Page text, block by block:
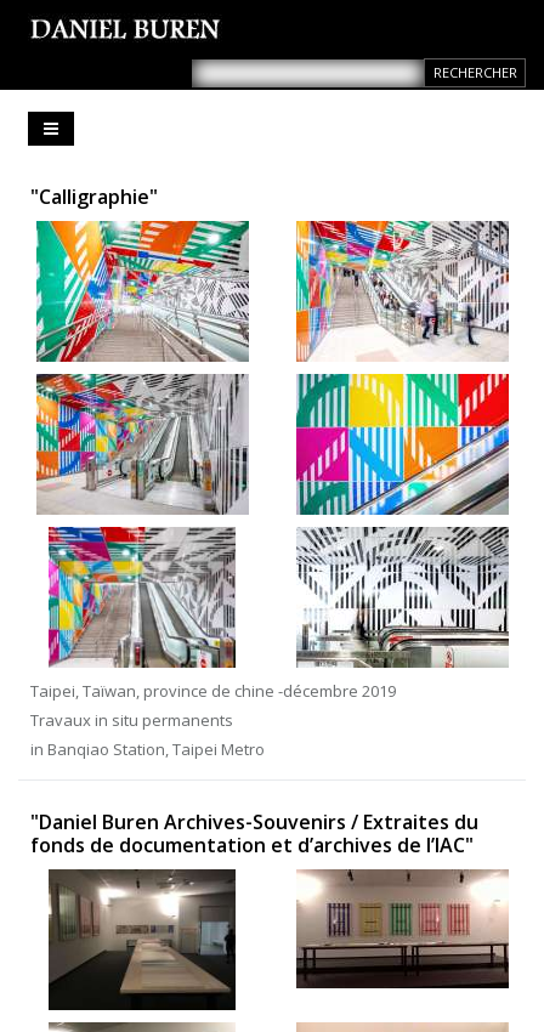
"Calligraphie"
Taipei, Taïwan, province de chine -décembre 2019
Travaux in situ permanents
in Banqiao Station, Taipei Metro
"Daniel Buren Archives-Souvenirs / Extraites du
fonds de documentation et d’archives de l’IAC"